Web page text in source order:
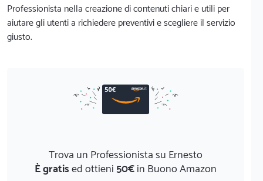
Professionista nella creazione di contenuti chiari e utili per
aiutare gli utenti a richiedere preventivi e scegliere il servizio
giusto.
Trova un Professionista su Ernesto
È gratised ottieni50€in Buono Amazon